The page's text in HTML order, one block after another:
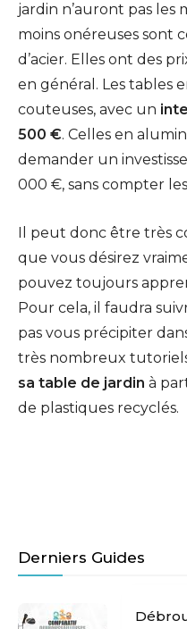
jardin n’auront pas les
moins onéreuses sont
d’acier. Elles ont des
en général. Les tables
couteuses, avec un
500 €. Celles en
demander un
000 €, sans compter les
Il peut donc être très
que vous désirez
pouvez toujours
Pour cela, il faudra
pas vous précipiter
très nombreux
sa table de jardin à
de plastiques recyclés.
Derniers Guides